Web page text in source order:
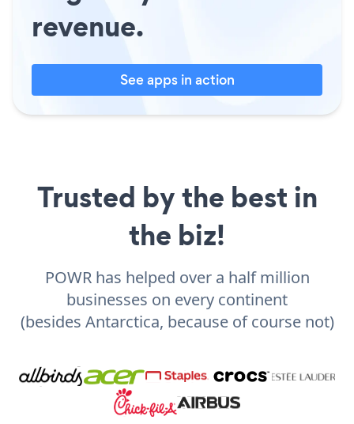
revenue.
See apps in action
Trusted by the best in
the biz!
POWR has helped over a half million
businesses on every continent
(besides Antarctica, because of course not)